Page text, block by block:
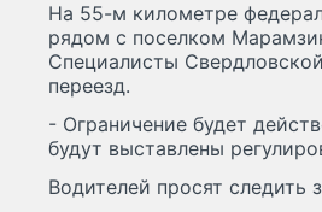
На 55-м километре
рядом с поселком
Специалисты
переезд.
- Ограничение будет
будут выставлены
Водителей просят